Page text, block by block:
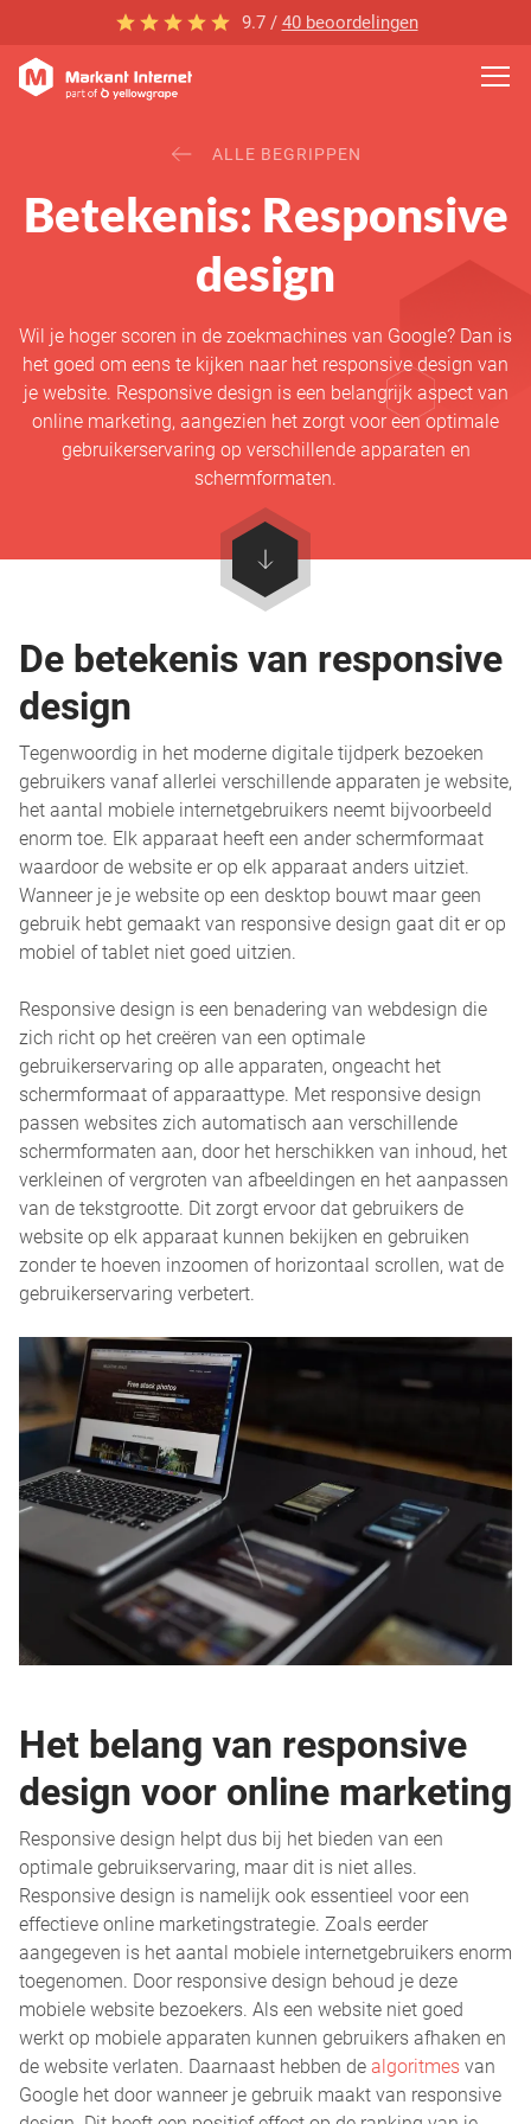
9.7 / 40 beoordelingen
ALLE BEGRIPPEN
Betekenis: Responsive
design
Wil je hoger scoren in de zoekmachines van Google? Dan is
het goed om eens te kijken naar het responsive design van
je website. Responsive design is een belangrijk aspect van
online marketing, aangezien het zorgt voor een optimale
gebruikerservaring op verschillende apparaten en
schermformaten.
De betekenis van responsive
design
Tegenwoordig in het moderne digitale tijdperk bezoeken
gebruikers vanaf allerlei verschillende apparaten je website,
het aantal mobiele internetgebruikers neemt bijvoorbeeld
enorm toe. Elk apparaat heeft een ander schermformaat
waardoor de website er op elk apparaat anders uitziet.
Wanneer je je website op een desktop bouwt maar geen
gebruik hebt gemaakt van responsive design gaat dit er op
mobiel of tablet niet goed uitzien.
Responsive design is een benadering van webdesign die
zich richt op het creëren van een optimale
gebruikerservaring op alle apparaten, ongeacht het
schermformaat of apparaattype. Met responsive design
passen websites zich automatisch aan verschillende
schermformaten aan, door het herschikken van inhoud, het
verkleinen of vergroten van afbeeldingen en het aanpassen
van de tekstgrootte. Dit zorgt ervoor dat gebruikers de
website op elk apparaat kunnen bekijken en gebruiken
zonder te hoeven inzoomen of horizontaal scrollen, wat de
gebruikerservaring verbetert.
Het belang van responsive
design voor online marketing
Responsive design helpt dus bij het bieden van een
optimale gebruikservaring, maar dit is niet alles.
Responsive design is namelijk ook essentieel voor een
effectieve online marketingstrategie. Zoals eerder
aangegeven is het aantal mobiele internetgebruikers enorm
toegenomen. Door responsive design behoud je deze
mobiele website bezoekers. Als een website niet goed
werkt op mobiele apparaten kunnen gebruikers afhaken en
de website verlaten. Daarnaast hebben de algoritmes van
Google het door wanneer je gebruik maakt van responsive